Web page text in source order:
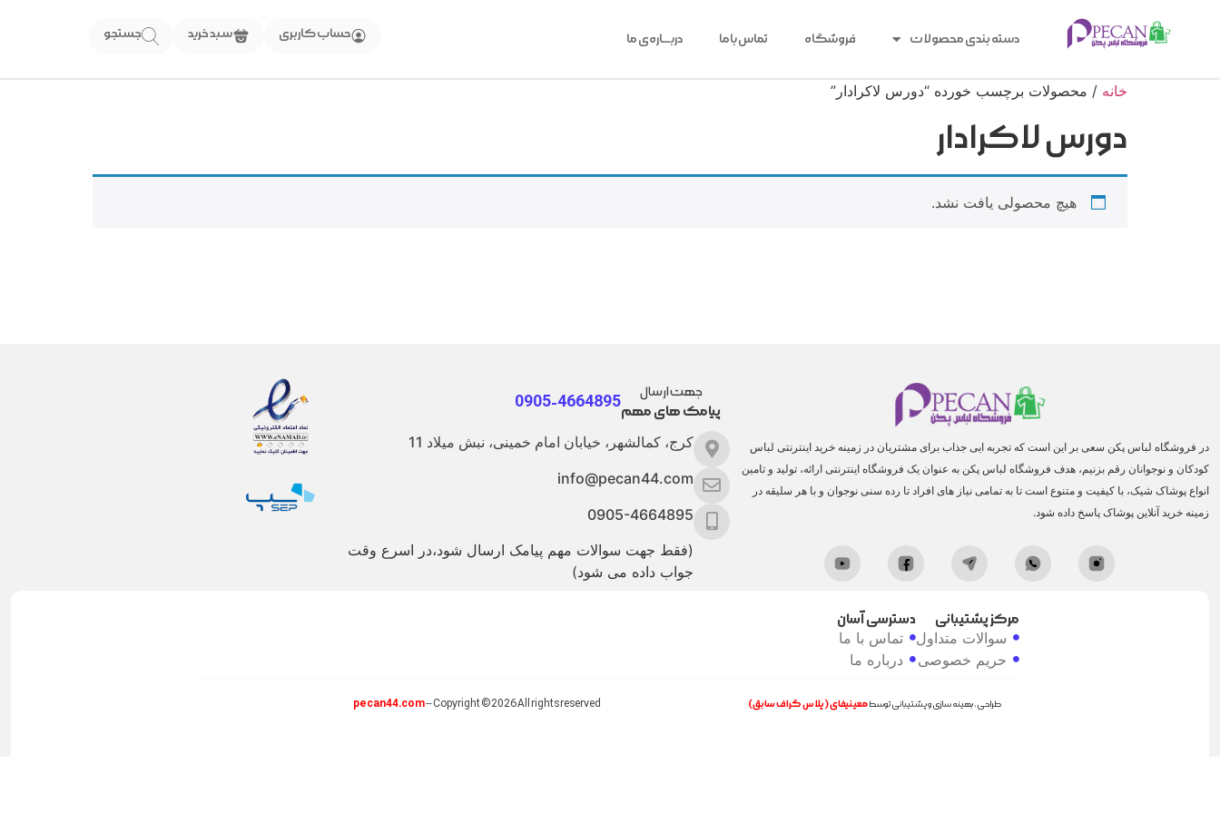
دسته بندی محصولات فروشگاه تماس باما دربـــاره‌ی ما حساب کاربری سبد خرید جستجو
خانه / محصولات برچسب خورده “دورس لاکرادار”
دورس لاکرادار
هیچ محصولی یافت نشد.
در فروشگاه لباس پکن سعی بر این است که تجربه ایی جذاب برای مشتریان در زمینه خرید اینترنتی لباس
کودکان و نوجوانان رقم بزنیم، هدف فروشگاه لباس پکن به عنوان یک فروشگاه اینترنتی ارائه، تولید و تامین
انواع پوشاک شیک، با کیفیت و متنوع است تا به تمامی نیاز های افراد تا رده سنی نوجوان و با هر سلیقه در
زمینه خرید آنلاین پوشاک پاسخ داده شود.
جهت ارسال
پیامک های مهم0905-4664895
کرج، کمالشهر، خیابان امام خمینی، نبش میلاد 11
info@pecan44.com
0905-4664895
(فقط جهت سوالات مهم پیامک ارسال شود،در اسرع وقت
جواب داده می شود)
مرکز پشتیبانی
سوالات متداول
حریم خصوصی
دسترسی آسان
تماس با ما
درباره ما
طراحی، بهینه سازی و پشتیبانی توسطمعینیفای (پلاس گراف سابق) pecan44.com– Copyright ©2026 All rights reserved